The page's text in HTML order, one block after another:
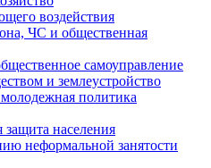
воздействия
ЧС и общественная
самоуправление
и землеустройство
политика
защита населения
неформальной занятости